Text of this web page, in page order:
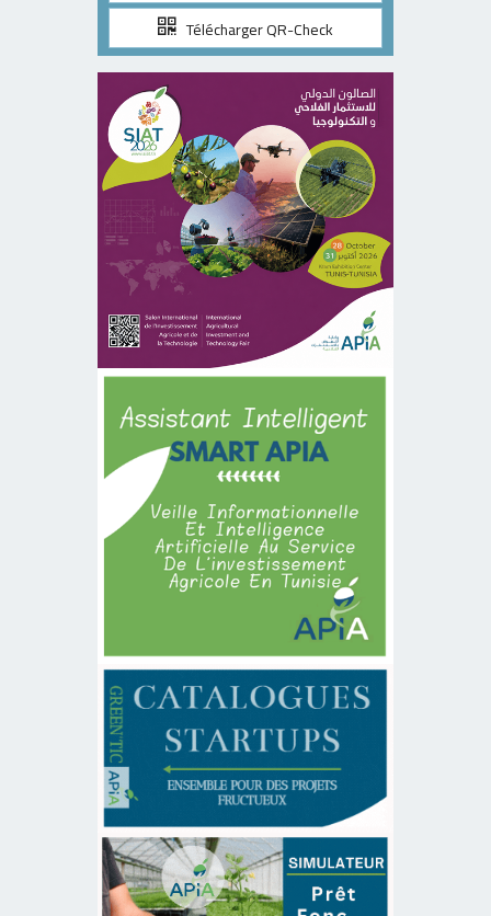
Télécharger QR-Check